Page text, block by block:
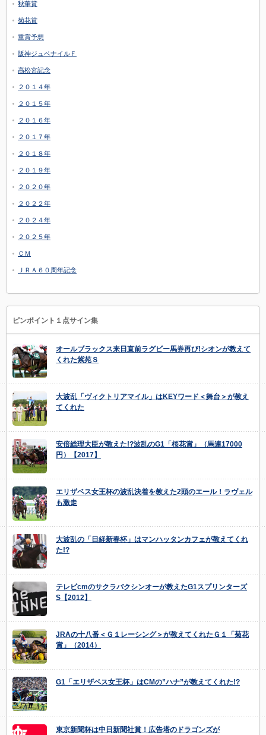
秋華賞
菊花賞
重賞予想
阪神ジュベナイルＦ
高松宮記念
２０１４年
２０１５年
２０１６年
２０１７年
２０１８年
２０１９年
２０２０年
２０２２年
２０２４年
２０２５年
ＣＭ
ＪＲＡ６０周年記念
ピンポイント１点サイン集
オールブラックス来日直前ラグビー馬券再び!シオンが教えて
くれた紫苑Ｓ
大波乱「ヴィクトリアマイル」はKEYワード＜舞台＞が教え
てくれた
安倍総理大臣が教えた!?波乱のG1「桜花賞」（馬連17000
円）【2017】
エリザベス女王杯の波乱決着を教えた2頭のエール！ラヴェル
も激走
大波乱の「日経新春杯」はマンハッタンカフェが教えてくれ
た!?
テレビcmのサクラバクシンオーが教えたG1スプリンターズ
S【2012】
JRAの十八番＜Ｇ１レーシング＞が教えてくれたＧ１「菊花
賞」（2014）
G1「エリザベス女王杯」はCMの”ハナ”が教えてくれた!?
東京新聞杯は中日新聞社賞！広告塔のドラゴンズが